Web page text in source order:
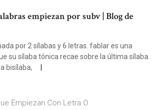
empiezan por subv | Blog de
por 2 sílabas y 6 letras. fablar es una
su sílaba tónica recae sobre la última sílaba.
bisílaba,
Empiezan Con Letra O